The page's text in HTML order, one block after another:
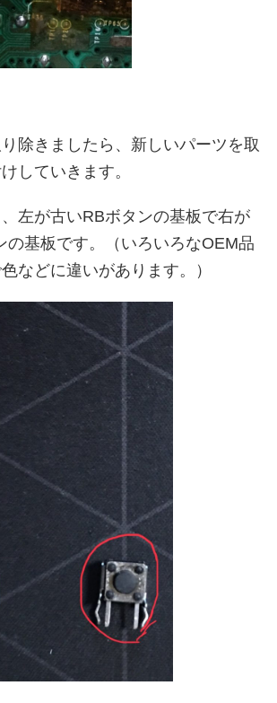
除きましたら、新しいパーツを取
していきます。
左が古いRBボタンの基板で右が
の基板です。（いろいろなOEM品
などに違いがあります。）